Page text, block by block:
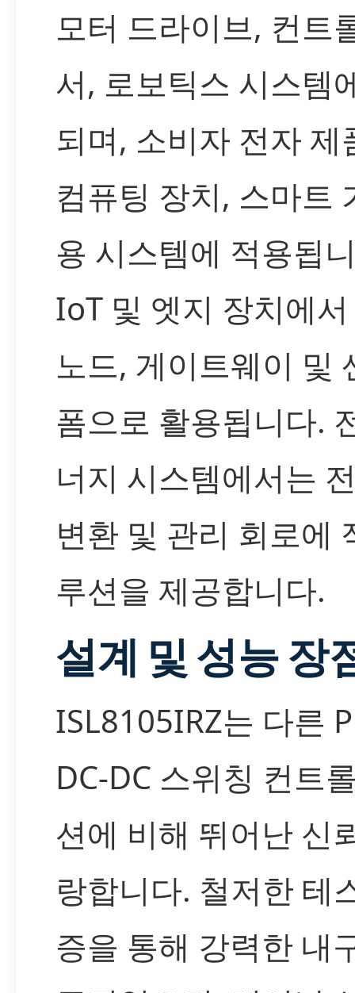
모터 드라이브, 컨트
서, 로보틱스 시스템
되며, 소비자 전자 제
컴퓨팅 장치, 스마트
용 시스템에 적용됩
IoT 및 엣지 장치에
노드, 게이트웨이 및
폼으로 활용됩니다.
너지 시스템에서는
변환 및 관리 회로에
루션을 제공합니다.
설계 및 성능 장
ISL8105IRZ는 다른
DC-DC 스위칭 컨트
션에 비해 뛰어난 신
랑합니다. 철저한 테
증을 통해 강력한 내